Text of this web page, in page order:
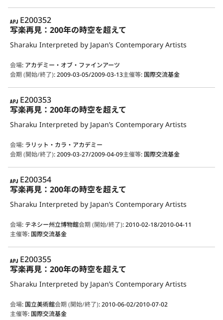
APJ
E200352
写楽再見：200年の時空を超えて
Sharaku Interpreted by Japan’s Contemporary Artists
会場: アカデミー・オブ・ファインアーツ
会期 (開始/終了):2009-03-05/2009-03-13主催等: 国際交流基金
APJ
E200353
写楽再見：200年の時空を超えて
Sharaku Interpreted by Japan’s Contemporary Artists
会場: ラリット・カラ・アカデミー
会期 (開始/終了):2009-03-27/2009-04-09主催等: 国際交流基金
APJ
E200354
写楽再見：200年の時空を超えて
Sharaku Interpreted by Japan’s Contemporary Artists
会場: テネシー州立博物館会期 (開始/終了):2010-02-18/2010-04-11
主催等: 国際交流基金
APJ
E200355
写楽再見：200年の時空を超えて
Sharaku Interpreted by Japan’s Contemporary Artists
会場: 国立美術館会期 (開始/終了):2010-06-02/2010-07-02
主催等: 国際交流基金